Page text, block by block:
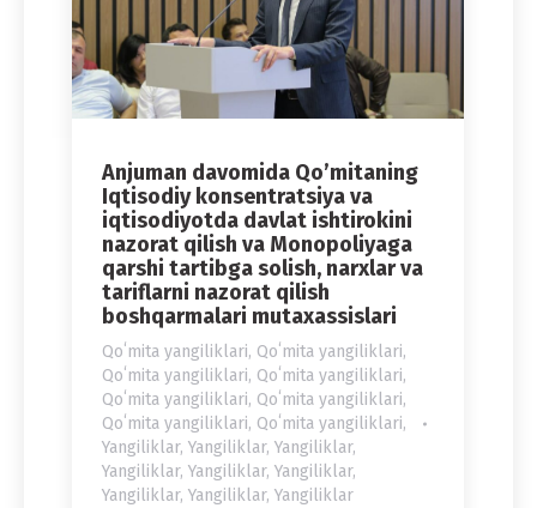
Anjuman davomida Qo’mitaning
Iqtisodiy konsentratsiya va
iqtisodiyotda davlat ishtirokini
nazorat qilish va Monopoliyaga
qarshi tartibga solish, narxlar va
tariflarni nazorat qilish
boshqarmalari mutaxassislari
Qoʻmita yangiliklari, Qoʻmita yangiliklari,
Qoʻmita yangiliklari, Qoʻmita yangiliklari,
Qoʻmita yangiliklari, Qoʻmita yangiliklari,
Qoʻmita yangiliklari, Qoʻmita yangiliklari,
Yangiliklar, Yangiliklar, Yangiliklar,
Yangiliklar, Yangiliklar, Yangiliklar,
Yangiliklar, Yangiliklar, Yangiliklar